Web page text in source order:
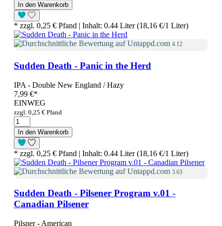
In den Warenkorb
* zzgl. 0,25 € Pfand | Inhalt: 0.44 Liter (18,16 €/1 Liter)
4.12
Sudden Death - Panic in the Herd
IPA - Double New England / Hazy
7,99 €*
EINWEG
zzgl. 0,25 € Pfand
In den Warenkorb
* zzgl. 0,25 € Pfand | Inhalt: 0.44 Liter (18,16 €/1 Liter)
3.63
Sudden Death - Pilsener Program v.01 -
Canadian Pilsener
Pilsner - American